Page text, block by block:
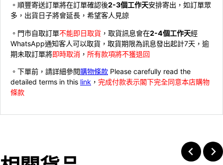
。順豐寄送訂單將在訂單確認後2-3個工作天安排寄出，如訂單眾
多，出貨日子將會延長，希望客人見諒
。門市自取訂單不能即日取貨 ，取貨訊息會在2-4個工作天經
WhatsApp通知客人可以取貨，取貨期限為訊息發出起計7天，逾
期未取訂單將即時取消 ， 所有款項將不獲退回
。下單前，請詳細參閱購物條款 Please carefully read the
detailed terms in this link ， 完成付款表示閣下完全同意本店購物
條款